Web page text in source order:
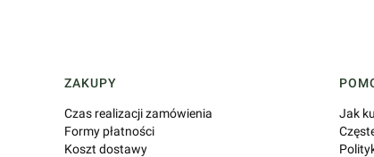
Linki w stopce
ZAKUPY
Czas realizacji zamówienia
Formy płatności
Koszt dostawy
Jak